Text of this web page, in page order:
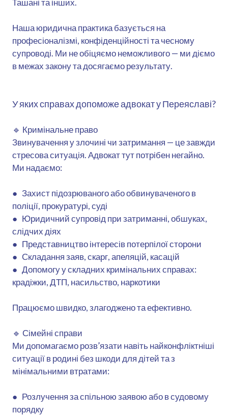
Наша юридична практика базується на
професіоналізмі, конфіденційності та чесному
супроводі. Ми не обіцяємо неможливого — ми діємо
в межах закону та досягаємо результату.
У яких справах допоможе адвокат у Переяславі?
🔹 Кримінальне право
Звинувачення у злочині чи затримання — це завжди
стресова ситуація. Адвокат тут потрібен негайно.
Ми надаємо:
● Захист підозрюваного або обвинуваченого в
поліції, прокуратурі, суді
● Юридичний супровід при затриманні, обшуках,
слідчих діях
● Представництво інтересів потерпілої сторони
● Складання заяв, скарг, апеляцій, касацій
● Допомогу у складних кримінальних справах:
крадіжки, ДТП, насильство, наркотики
Працюємо швидко, злагоджено та ефективно.
🔹 Сімейні справи
Ми допомагаємо розв’язати навіть найконфліктніші
ситуації в родині без шкоди для дітей та з
мінімальними втратами:
● Розлучення за спільною заявою або в судовому
порядку